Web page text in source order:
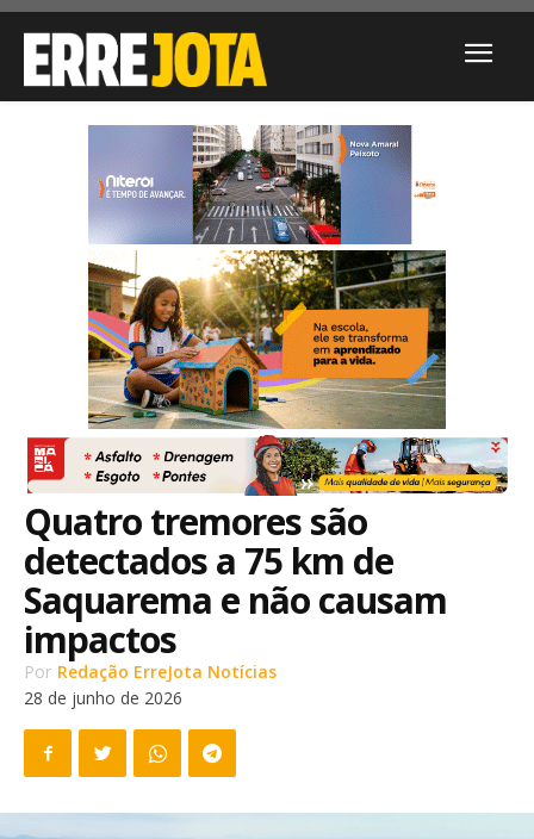
Quatro tremores são
detectados a 75 km de
Saquarema e não causam
impactos
Por Redação ErreJota Notícias
28 de junho de 2026